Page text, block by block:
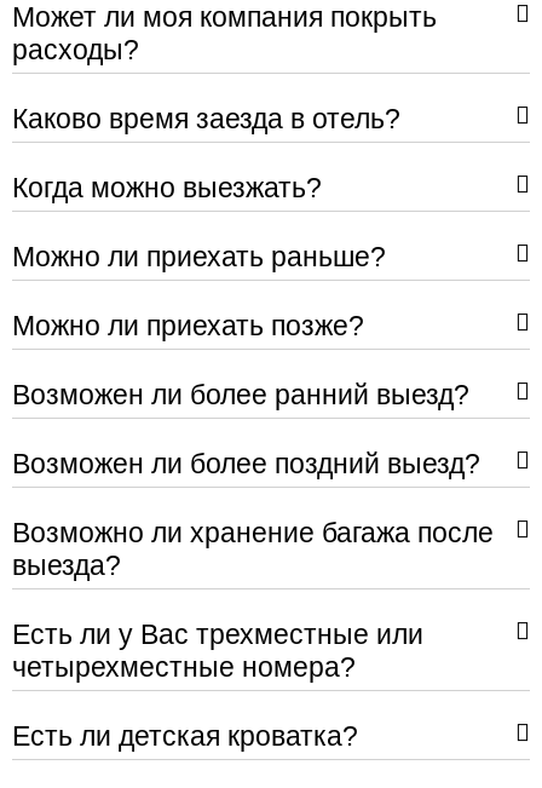
Может ли моя компания покрыть
расходы?
Каково время заезда в отель?
Когда можно выезжать?
Можно ли приехать раньше?
Можно ли приехать позже?
Возможен ли более ранний выезд?
Возможен ли более поздний выезд?
Возможно ли хранение багажа после
выезда?
Есть ли у Вас трехместные или
четырехместные номера?
Есть ли детская кроватка?